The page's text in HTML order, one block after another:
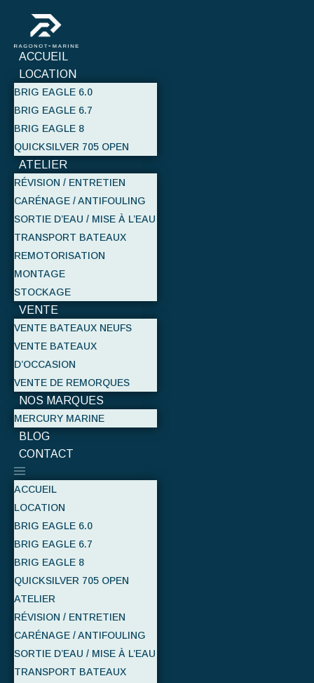
ACCUEIL
LOCATION
BRIG EAGLE 6.0
BRIG EAGLE 6.7
BRIG EAGLE 8
QUICKSILVER 705 OPEN
ATELIER
RÉVISION / ENTRETIEN
CARÉNAGE / ANTIFOULING
SORTIE D’EAU / MISE À L’EAU
TRANSPORT BATEAUX
REMOTORISATION
MONTAGE
STOCKAGE
VENTE
VENTE BATEAUX NEUFS
VENTE BATEAUX
D’OCCASION
VENTE DE REMORQUES
NOS MARQUES
MERCURY MARINE
BLOG
CONTACT
ACCUEIL
LOCATION
BRIG EAGLE 6.0
BRIG EAGLE 6.7
BRIG EAGLE 8
QUICKSILVER 705 OPEN
ATELIER
RÉVISION / ENTRETIEN
CARÉNAGE / ANTIFOULING
SORTIE D’EAU / MISE À L’EAU
TRANSPORT BATEAUX